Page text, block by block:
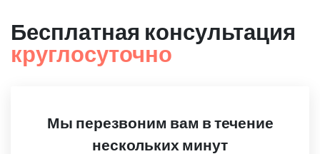
Бесплатная консультация
круглосуточно
Мы перезвоним вам в течение
нескольких минут